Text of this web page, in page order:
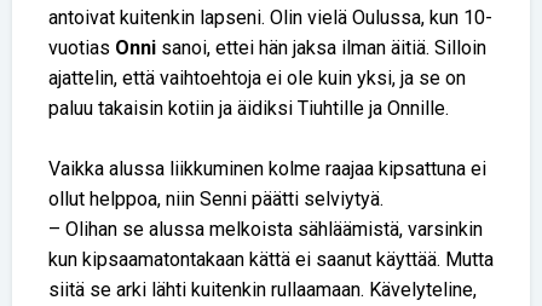
antoivat kuitenkin lapseni. Olin vielä Oulussa, kun 10-
vuotias Onni sanoi, ettei hän jaksa ilman äitiä. Silloin
ajattelin, että vaihtoehtoja ei ole kuin yksi, ja se on
paluu takaisin kotiin ja äidiksi Tiuhtille ja Onnille.
Vaikka alussa liikkuminen kolme raajaa kipsattuna ei
ollut helppoa, niin Senni päätti selviytyä.
– Olihan se alussa melkoista sähläämistä, varsinkin
kun kipsaamatontakaan kättä ei saanut käyttää. Mutta
siitä se arki lähti kuitenkin rullaamaan. Kävelyteline,